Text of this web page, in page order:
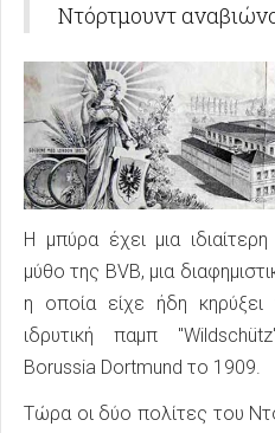
Ντόρτμουντ
Η μπύρα έχει μια
μύθο της BVB, μια
η οποία είχε ήδη
ιδρυτική παμπ
Borussia Dortmund το 1909.
Τώρα οι δύο πολίτες του